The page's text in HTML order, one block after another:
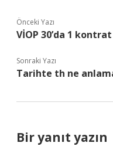
Önceki Yazı
VİOP 30’da 1
Sonraki Yazı
Tarihte th ne
Bir yanıt yazın